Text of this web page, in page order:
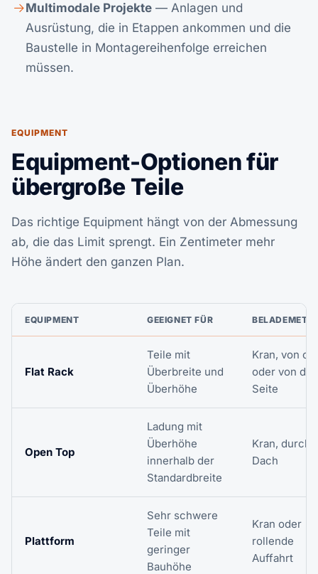
Multimodale Projekte — Anlagen und
Ausrüstung, die in Etappen ankommen und die
Baustelle in Montagereihenfolge erreichen
müssen.
EQUIPMENT
Equipment-Optionen für
übergroße Teile
Das richtige Equipment hängt von der Abmessung
ab, die das Limit sprengt. Ein Zentimeter mehr
Höhe ändert den ganzen Plan.
EQUIPMENT GEEIGNET FÜR
Flat Rack
Teile mit
Überbreite und
Überhöhe
Kran, von
oder von der
Seite
Open Top
Ladung mit
Überhöhe
innerhalb der
Standardbreite
Kran, durch
Dach
Plattform
Sehr schwere
Teile mit
geringer
Bauhöhe
Kran oder
rollende
Auffahrt